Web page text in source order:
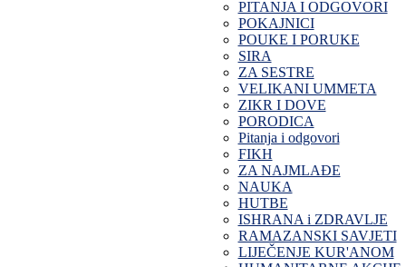
PITANJA I ODGOVORI
POKAJNICI
POUKE I PORUKE
SIRA
ZA SESTRE
VELIKANI UMMETA
ZIKR I DOVE
PORODICA
Pitanja i odgovori
FIKH
ZA NAJMLAĐE
NAUKA
HUTBE
ISHRANA i ZDRAVLJE
RAMAZANSKI SAVJETI
LIJEČENJE KUR'ANOM